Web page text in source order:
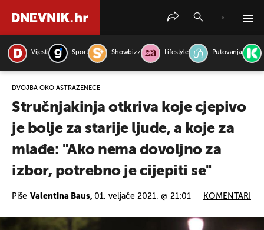
Vijesti Sport Showbizz Lifestyle Putovanja
DVOJBA OKO ASTRAZENECE
Stručnjakinja otkriva koje cjepivo
je bolje za starije ljude, a koje za
mlađe: "Ako nema dovoljno za
izbor, potrebno je cijepiti se"
Piše Valentina Baus, 01. veljače 2021. @ 21:01 KOMENTARI
PRETRAŽITE VIJESTI